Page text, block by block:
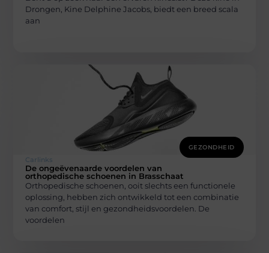
Drongen, Kine Delphine Jacobs, biedt een breed scala
aan
GEZONDHEID
Carlinks
De ongeëvenaarde voordelen van
orthopedische schoenen in Brasschaat
Orthopedische schoenen, ooit slechts een functionele
oplossing, hebben zich ontwikkeld tot een combinatie
van comfort, stijl en gezondheidsvoordelen. De
voordelen